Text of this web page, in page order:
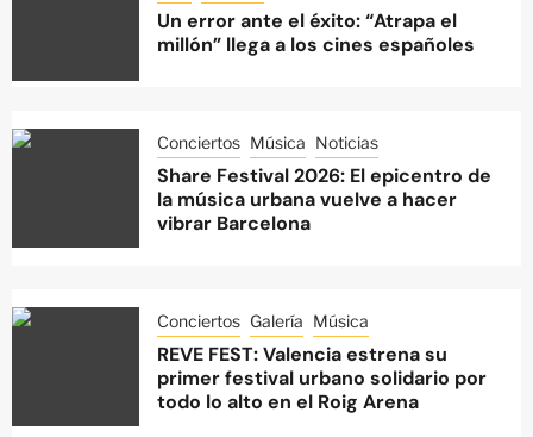
Un error ante el éxito: “Atrapa el
millón” llega a los cines españoles
Conciertos Música Noticias
Share Festival 2026: El epicentro de
la música urbana vuelve a hacer
vibrar Barcelona
Conciertos Galería Música
REVE FEST: Valencia estrena su
primer festival urbano solidario por
todo lo alto en el Roig Arena